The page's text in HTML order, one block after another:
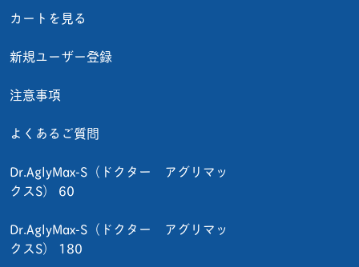
カートを見る
新規ユーザー登録
注意事項
よくあるご質問
Dr.AglyMax-S（ドクター アグリマッ
クスS） 60
Dr.AglyMax-S（ドクター アグリマッ
クスS） 180